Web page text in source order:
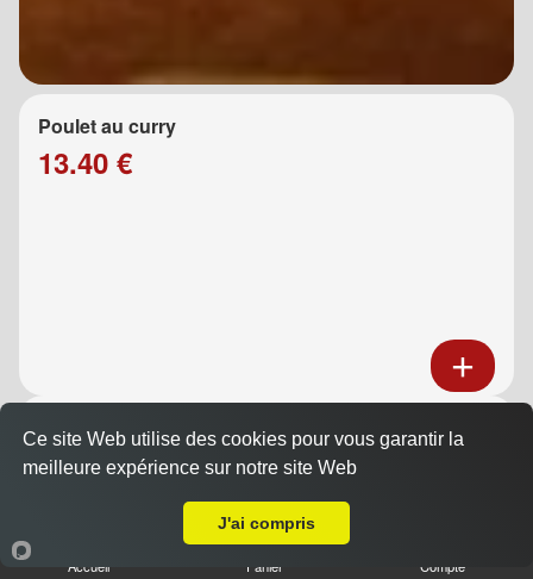
Poulet au curry
13.40 €
Poulet au caramel
13.40 €
Accueil Panier Compte
Ce site Web utilise des cookies pour vous garantir la
meilleure expérience sur notre site Web
J'ai compris